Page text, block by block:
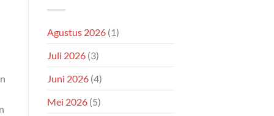
Agustus 2026 (1)
Juli 2026 (3)
Juni 2026 (4)
Mei 2026 (5)